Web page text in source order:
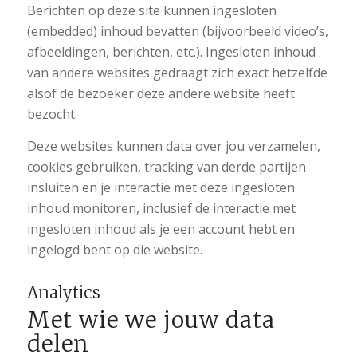
Berichten op deze site kunnen ingesloten
(embedded) inhoud bevatten (bijvoorbeeld video’s,
afbeeldingen, berichten, etc.). Ingesloten inhoud
van andere websites gedraagt zich exact hetzelfde
alsof de bezoeker deze andere website heeft
bezocht.
Deze websites kunnen data over jou verzamelen,
cookies gebruiken, tracking van derde partijen
insluiten en je interactie met deze ingesloten
inhoud monitoren, inclusief de interactie met
ingesloten inhoud als je een account hebt en
ingelogd bent op die website.
Analytics
Met wie we jouw data
delen